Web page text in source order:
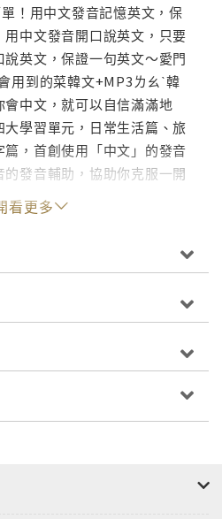
！用中文發音記憶英文，保
中文發音開口說英文，只要
英文，保證一句英文～愛門
用到的菜韓文+MP3ㄌㄠˋ韓
中文，就可以自信滿滿地
大學習單元，日常生活篇、旅
，首創使用「中文」的發音
發音輔助，協助你克服一開
看更多